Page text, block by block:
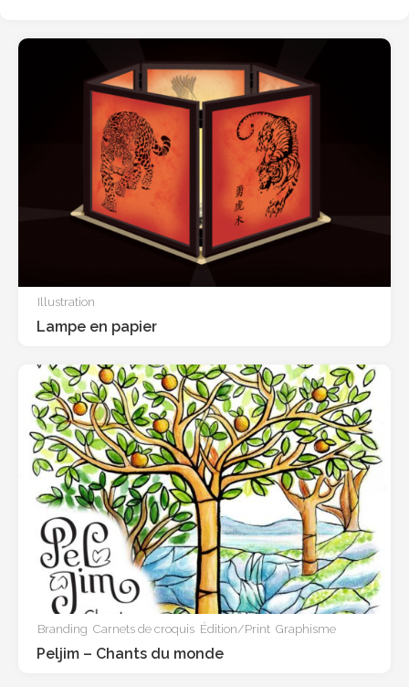
Illustration
Lampe en papier
Branding Carnets de croquis Édition/Print Graphisme
Peljim – Chants du monde